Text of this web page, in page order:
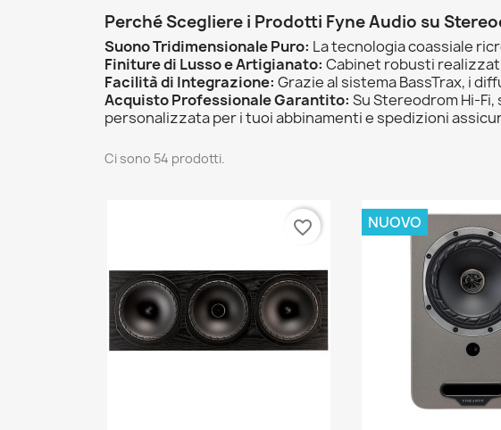
Perché Scegliere i Prodotti Fyne Audio su
Suono Tridimensionale Puro: La tecnologia coassiale
Finiture di Lusso e Artigianato: Cabinet robusti
Facilità di Integrazione: Grazie al sistema BassTrax, i
Acquisto Professionale Garantito: Su Stereodrom Hi-
personalizzata per i tuoi abbinamenti e spedizioni
Ci sono 54 prodotti.
favorite_border NUOVO